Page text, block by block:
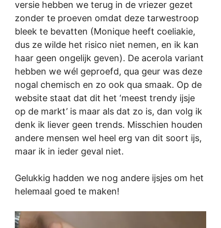
versie hebben we terug in de vriezer gezet
zonder te proeven omdat deze tarwestroop
bleek te bevatten (Monique heeft coeliakie,
dus ze wilde het risico niet nemen, en ik kan
haar geen ongelijk geven). De acerola variant
hebben we wél geproefd, qua geur was deze
nogal chemisch en zo ook qua smaak. Op de
website staat dat dit het ‘meest trendy ijsje
op de markt’ is maar als dat zo is, dan volg ik
denk ik liever geen trends. Misschien houden
andere mensen wel heel erg van dit soort ijs,
maar ik in ieder geval niet.
Gelukkig hadden we nog andere ijsjes om het
helemaal goed te maken!